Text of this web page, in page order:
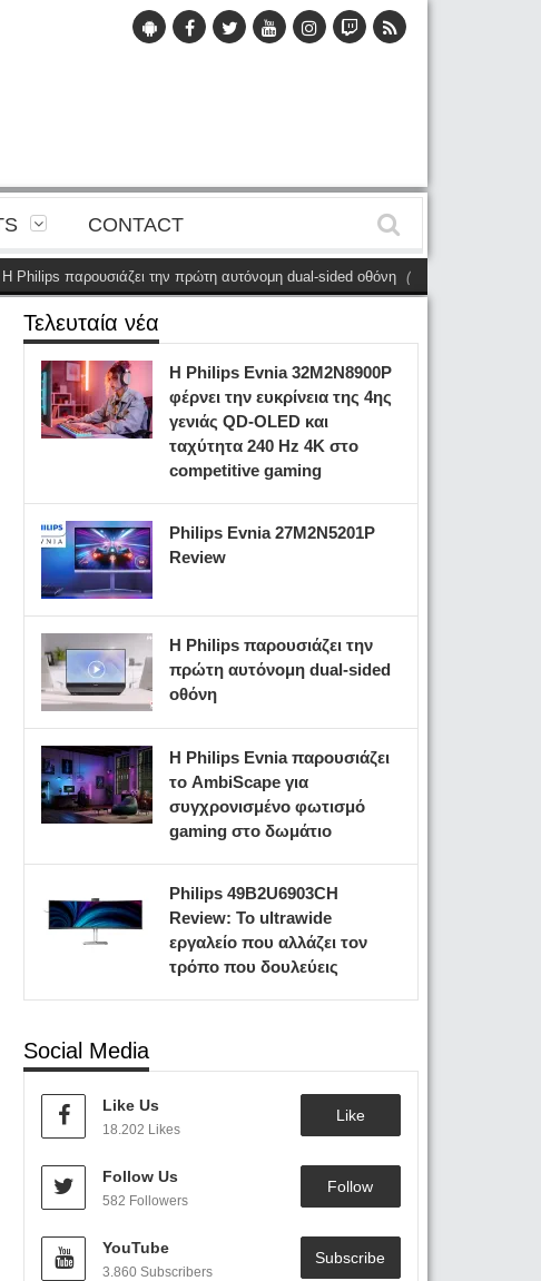
CONTACT
παρουσιάζει την πρώτη αυτόνομη dual-sided οθόνη (28 Μαΐου)
Τελευταία νέα
Η Philips Evnia 32M2N8900P
φέρνει την ευκρίνεια της 4ης
γενιάς QD-OLED και
ταχύτητα 240 Hz 4K στο
competitive gaming
Philips Evnia 27M2N5201P
Review
Η Philips παρουσιάζει την
πρώτη αυτόνομη dual-sided
οθόνη
Η Philips Evnia παρουσιάζει
το AmbiScape για
συγχρονισμένο φωτισμό
gaming στο δωμάτιο
Philips 49B2U6903CH
Review: Το ultrawide
εργαλείο που αλλάζει τον
τρόπο που δουλεύεις
Social Media
Like Us
18.202 Likes
Like
Follow Us
582 Followers
Follow
YouTube
3.860 Subscribers
Subscribe